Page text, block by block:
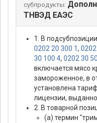
субпродукты:
ТНВЭД ЕАЭС
1. В подсубпозиции
0202 20 300 1, 0202
30 100 4, 0202 30
включается мясо
замороженное, в
установлена
лицензии,
2. В товарной
(а) термин